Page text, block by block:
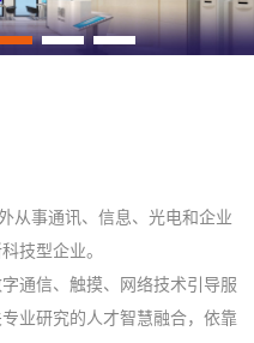
事通讯、信息、光电和企业
科技型企业。
通信、触摸、网络技术引导服
业研究的人才智慧融合，依靠